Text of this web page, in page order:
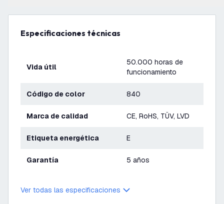
Especificaciones técnicas
Vida útil
50.000 horas de
funcionamiento
Código de color 840
Marca de calidad CE, RoHS, TÜV, LVD
Etiqueta energética E
Garantía 5 años
Ver todas las especificaciones